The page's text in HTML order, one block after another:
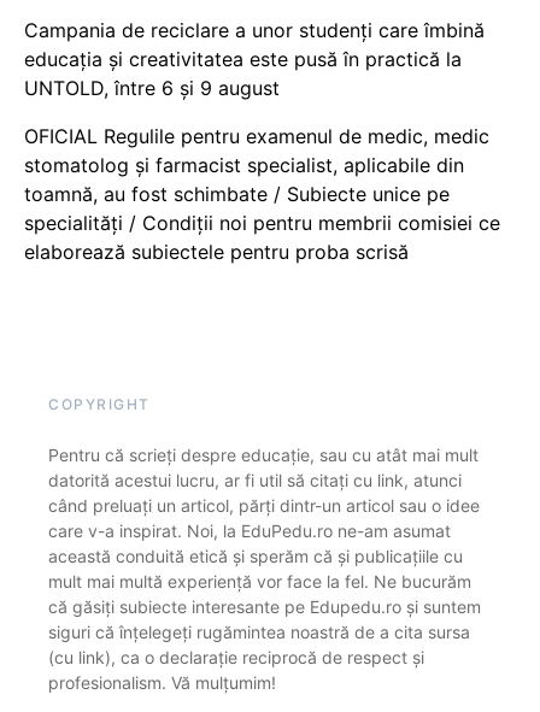
Campania de reciclare a unor studenți care îmbină
educația și creativitatea este pusă în practică la
UNTOLD, între 6 și 9 august
OFICIAL Regulile pentru examenul de medic, medic
stomatolog și farmacist specialist, aplicabile din
toamnă, au fost schimbate / Subiecte unice pe
specialități / Condiții noi pentru membrii comisiei ce
elaborează subiectele pentru proba scrisă
COPYRIGHT
Pentru că scrieți despre educație, sau cu atât mai mult
datorită acestui lucru, ar fi util să citați cu link, atunci
când preluați un articol, părți dintr-un articol sau o idee
care v-a inspirat. Noi, la EduPedu.ro ne-am asumat
această conduită etică și sperăm că și publicațiile cu
mult mai multă experiență vor face la fel. Ne bucurăm
că găsiți subiecte interesante pe Edupedu.ro și suntem
siguri că înțelegeți rugămintea noastră de a cita sursa
(cu link), ca o declarație reciprocă de respect și
profesionalism. Vă mulțumim!